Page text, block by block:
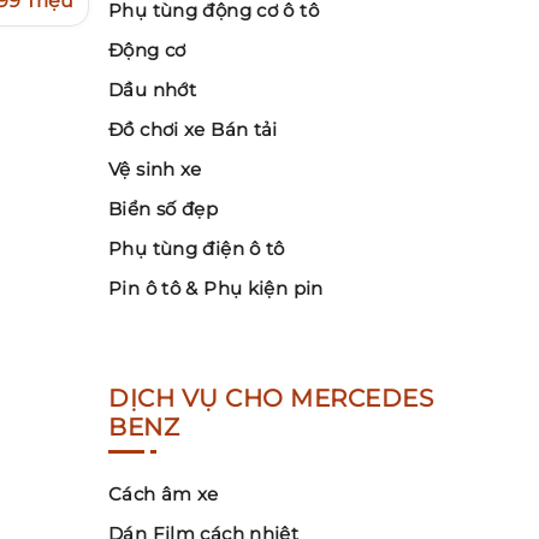
Phụ tùng động cơ ô tô
Động cơ
Dầu nhớt
Đồ chơi xe Bán tải
Vệ sinh xe
Biển số đẹp
Phụ tùng điện ô tô
Pin ô tô & Phụ kiện pin
DỊCH VỤ CHO MERCEDES
BENZ
Cách âm xe
Dán Film cách nhiệt